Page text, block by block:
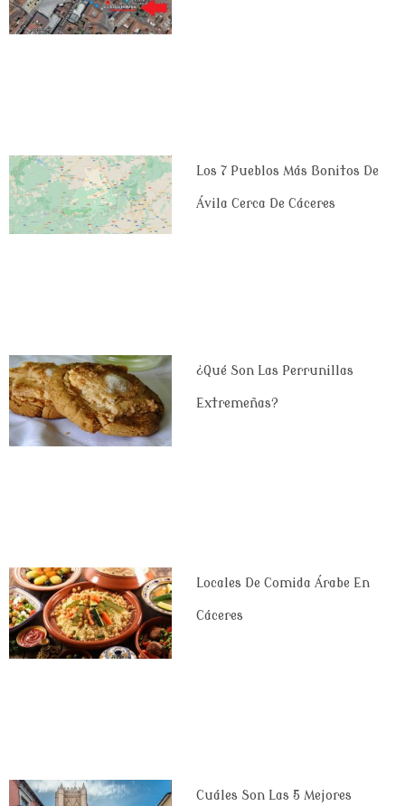
Los 7 Pueblos Más Bonitos De
Ávila Cerca De Cáceres
¿Qué Son Las Perrunillas
Extremeñas?
Locales De Comida Árabe En
Cáceres
Cuáles Son Las 5 Mejores